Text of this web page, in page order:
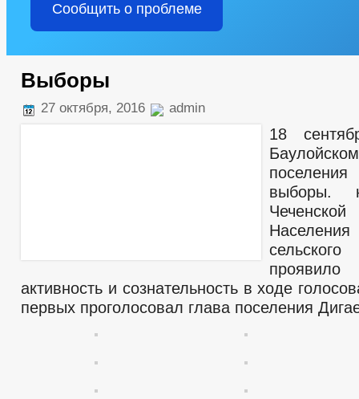
Сообщить о проблеме
Выборы
27 октября, 2016 admin
18
выборы.
активность и сознательность в ходе
первых проголосовал глава поселения